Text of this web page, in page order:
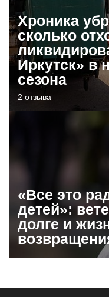
Хроника
сколько
Иркутск» в
сезона
2 отзыва
«Все это
детей»:
долге и